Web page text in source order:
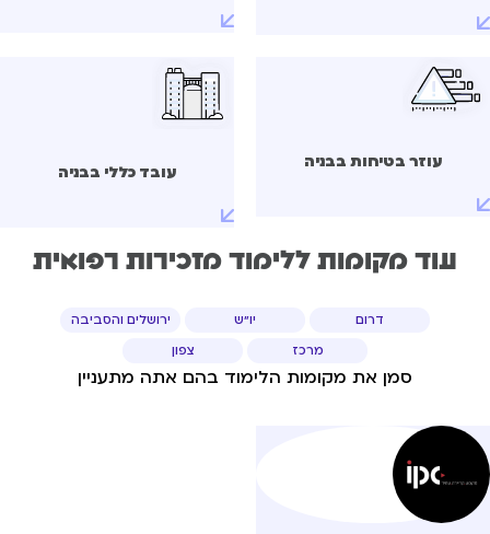
עוזר בטיחות בבניה
עובד כללי בבניה
עוד מקומות ללימוד מזכירות רפואית
דרום יו"ש
ירושלים והסביבה
מרכז
צפון
סמן את מקומות הלימוד בהם אתה מתעניין